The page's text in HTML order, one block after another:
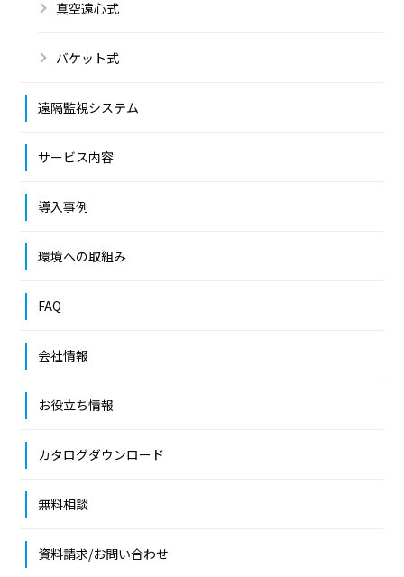
真空遠心式
バケット式
遠隔監視システム
サービス内容
導入事例
環境への取組み
FAQ
会社情報
お役立ち情報
カタログダウンロード
無料相談
資料請求/お問い合わせ